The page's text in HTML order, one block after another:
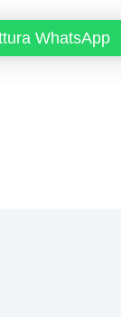
WhatsApp